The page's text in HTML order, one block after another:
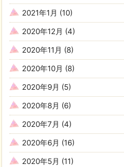
2021年1月 (10)
2020年12月 (4)
2020年11月 (8)
2020年10月 (8)
2020年9月 (5)
2020年8月 (6)
2020年7月 (4)
2020年6月 (16)
2020年5月 (11)